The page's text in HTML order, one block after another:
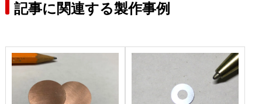
記事に関連する製作事例